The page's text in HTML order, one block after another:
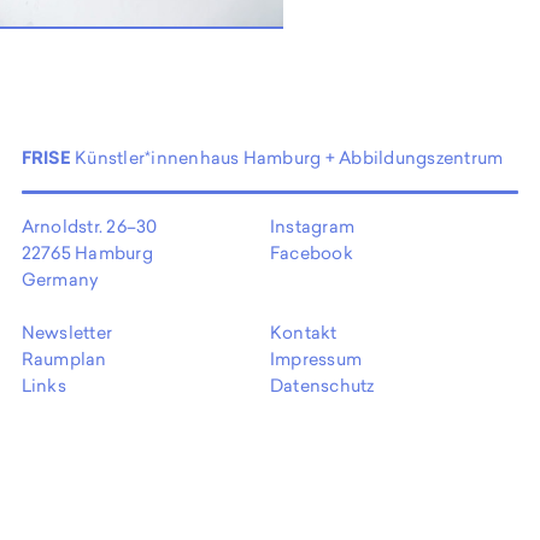
FRISE Künstler*innenhaus Hamburg + Abbildungszentrum
Arnoldstr. 26–30
22765 Hamburg
Germany
Instagram
Facebook
Newsletter
Raumplan
Links
Kontakt
Impressum
Datenschutz